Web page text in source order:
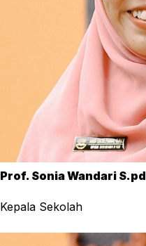
Prof. Sonia Wandari S.pd
Kepala Sekolah